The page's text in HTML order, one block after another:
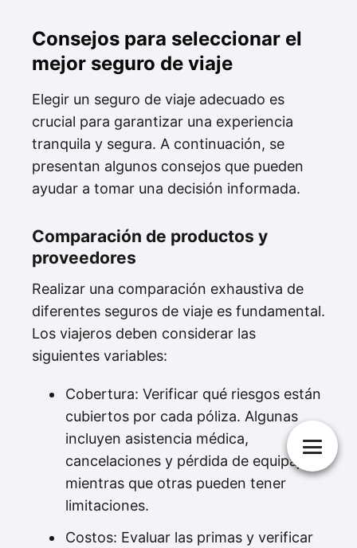
Consejos para seleccionar el
mejor seguro de viaje
Elegir un seguro de viaje adecuado es
crucial para garantizar una experiencia
tranquila y segura. A continuación, se
presentan algunos consejos que pueden
ayudar a tomar una decisión informada.
Comparación de productos y
proveedores
Realizar una comparación exhaustiva de
diferentes seguros de viaje es fundamental.
Los viajeros deben considerar las
siguientes variables:
Cobertura: Verificar qué riesgos están
cubiertos por cada póliza. Algunas
incluyen asistencia médica,
cancelaciones y pérdida de equipaje,
mientras que otras pueden tener
limitaciones.
Costos: Evaluar las primas y verificar